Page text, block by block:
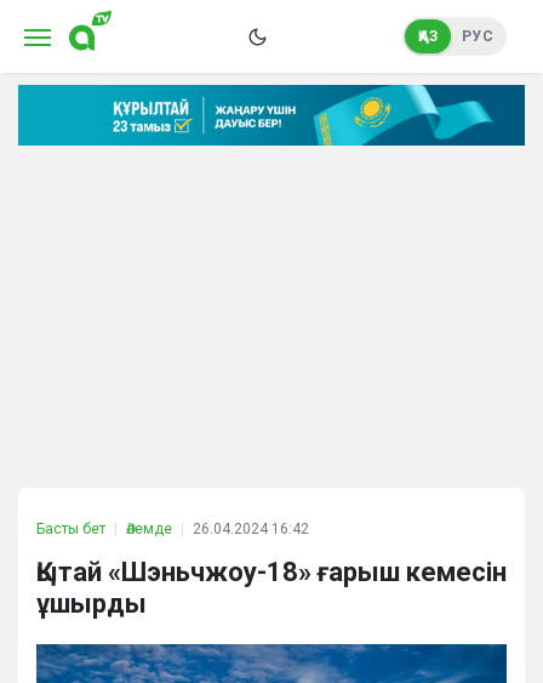
ҚАЗ РУС
Басты бет Әлемде 26.04.2024 16:42
Қытай «Шэньчжоу-18» ғарыш кемесін
ұшырды